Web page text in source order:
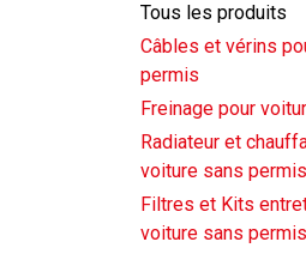
Tous les produits
Câbles et vérins
permis
Freinage pour
Radiateur et
voiture sans permis
Filtres et Kits
voiture sans permis